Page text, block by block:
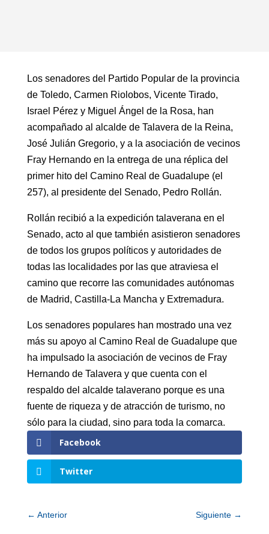
Los senadores del Partido Popular de la provincia
de Toledo, Carmen Riolobos, Vicente Tirado,
Israel Pérez y Miguel Ángel de la Rosa, han
acompañado al alcalde de Talavera de la Reina,
José Julián Gregorio, y a la asociación de vecinos
Fray Hernando en la entrega de una réplica del
primer hito del Camino Real de Guadalupe (el
257), al presidente del Senado, Pedro Rollán.
Rollán recibió a la expedición talaverana en el
Senado, acto al que también asistieron senadores
de todos los grupos políticos y autoridades de
todas las localidades por las que atraviesa el
camino que recorre las comunidades autónomas
de Madrid, Castilla-La Mancha y Extremadura.
Los senadores populares han mostrado una vez
más su apoyo al Camino Real de Guadalupe que
ha impulsado la asociación de vecinos de Fray
Hernando de Talavera y que cuenta con el
respaldo del alcalde talaverano porque es una
fuente de riqueza y de atracción de turismo, no
sólo para la ciudad, sino para toda la comarca.
Facebook
Twitter
← Anterior Siguiente →